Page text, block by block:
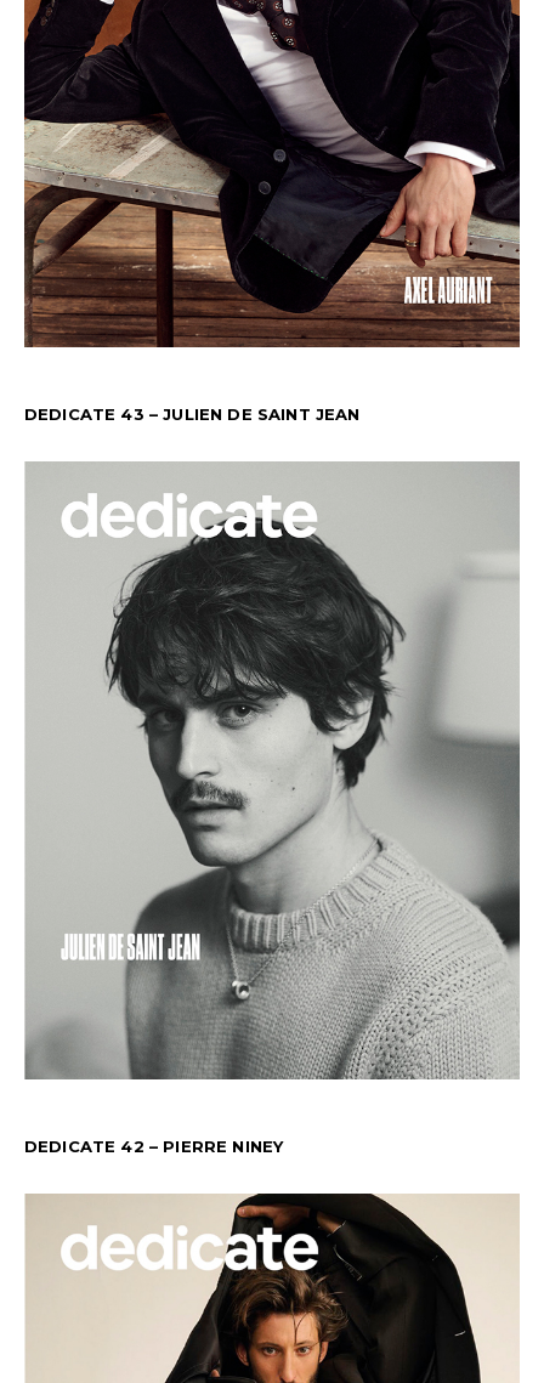
DEDICATE 43 – JULIEN DE SAINT JEAN
DEDICATE 42 – PIERRE NINEY